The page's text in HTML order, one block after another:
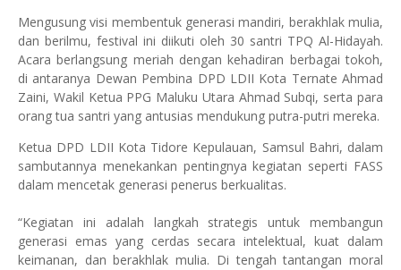
Mengusung visi membentuk generasi mandiri, berakhlak mulia,
dan berilmu, festival ini diikuti oleh 30 santri TPQ Al-Hidayah.
Acara berlangsung meriah dengan kehadiran berbagai tokoh,
di antaranya Dewan Pembina DPD LDII Kota Ternate Ahmad
Zaini, Wakil Ketua PPG Maluku Utara Ahmad Subqi, serta para
orang tua santri yang antusias mendukung putra-putri mereka.
Ketua DPD LDII Kota Tidore Kepulauan, Samsul Bahri, dalam
sambutannya menekankan pentingnya kegiatan seperti FASS
dalam mencetak generasi penerus berkualitas.
“Kegiatan ini adalah langkah strategis untuk membangun
generasi emas yang cerdas secara intelektual, kuat dalam
keimanan, dan berakhlak mulia. Di tengah tantangan moral